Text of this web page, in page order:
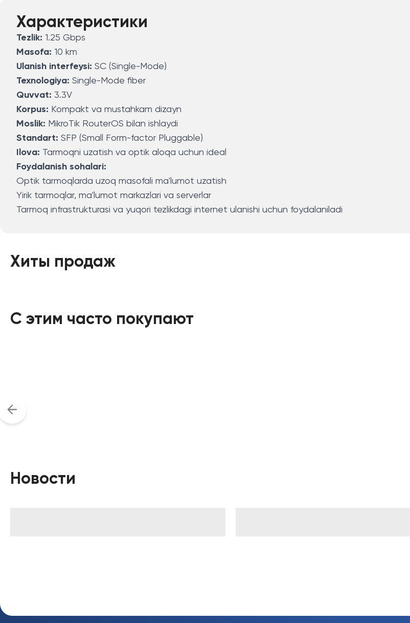
Характеристики
Tezlik: 1.25 Gbps
Masofa: 10 km
Ulanish interfeysi: SC (Single-Mode)
Texnologiya: Single-Mode fiber
Quvvat: 3.3V
Korpus: Kompakt va mustahkam dizayn
Moslik: MikroTik RouterOS bilan ishlaydi
Standart: SFP (Small Form-factor Pluggable)
Ilova: Tarmoqni uzatish va optik aloqa uchun ideal
Foydalanish sohalari:
Optik tarmoqlarda uzoq masofali ma'lumot uzatish
Yirik tarmoqlar, ma'lumot markazlari va serverlar
Tarmoq infrastrukturasi va yuqori tezlikdagi internet ulanishi uchun foydalaniladi
Хиты продаж
С этим часто покупают
Новости